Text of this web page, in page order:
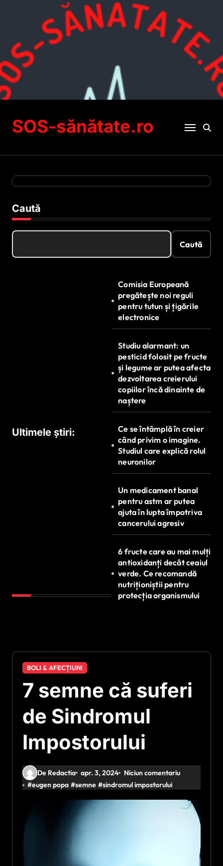
SOS-sănătate.ro
Caută
Caută
Ultimele știri:
Comisia Europeană
pregătește noi reguli
pentru tutun și țigările
electronice
Studiu alarmant: un
pesticid folosit pe fructe
și legume ar putea afecta
dezvoltarea creierului
copiilor încă dinainte de
naștere
Ce se întâmplă în creier
când privim o imagine.
Studiul care explică rolul
neuronilor
Un medicament banal
pentru astm ar putea
ajuta în lupta împotriva
cancerului agresiv
6 fructe care au mai mulți
antioxidanți decât ceaiul
verde. Ce recomandă
nutriționiștii pentru
protecția organismului
BOLI & AFECȚIUNI
7 semne că suferi
de Sindromul
Impostorului
De Redactia apr. 3, 2024
Niciun comentariu
#eugen popa #semne #sindromul impostorului